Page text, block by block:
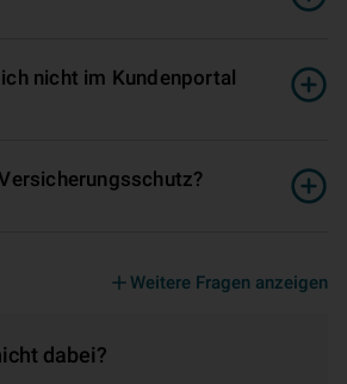
nicht im Kundenportal
Weitere Fragen anzeigen
dabei?